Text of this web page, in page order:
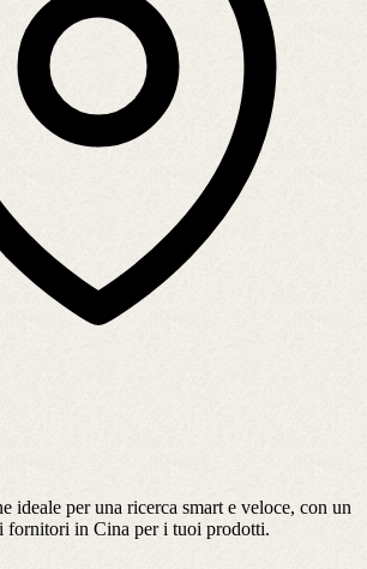
ideale per una ricerca smart e veloce, con un
fornitori in Cina per i tuoi prodotti.